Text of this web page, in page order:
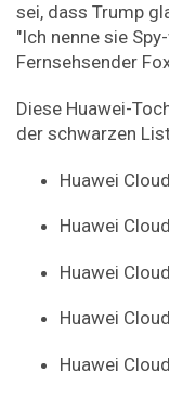
sei, dass Trump
"Ich nenne sie
Fernsehsender
Diese Huawei-
der schwarzen
Huawei
Huawei
Huawei
Huawei
Huawei